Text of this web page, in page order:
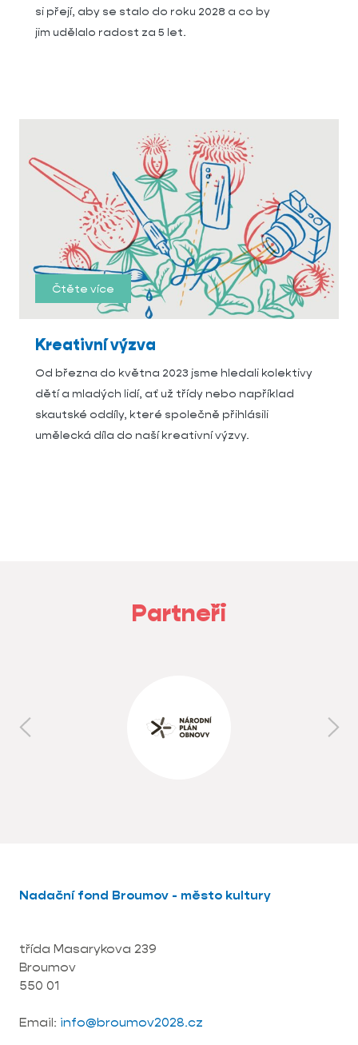
si přejí, aby se stalo do roku 2028 a co by
jim udělalo radost za 5 let.
Čtěte více
Kreativní výzva
Od března do května 2023 jsme hledali kolektivy
dětí a mladých lidí, ať už třídy nebo například
skautské oddíly, které společně přihlásili
umělecká díla do naší kreativní výzvy.
Partneři
Nadační fond Broumov - město kultury
třída Masarykova 239
Broumov
550 01
Email: info@broumov2028.cz